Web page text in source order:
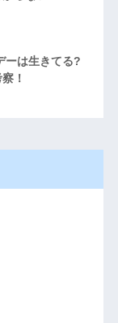
ーは生きてる?
！